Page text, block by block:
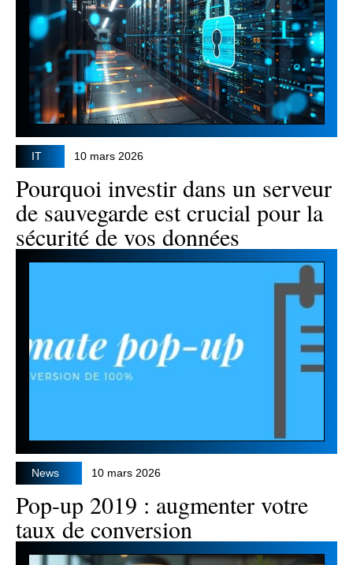
IT 10 mars 2026
Pourquoi investir dans un serveur
de sauvegarde est crucial pour la
sécurité de vos données
News 10 mars 2026
Pop-up 2019 : augmenter votre
taux de conversion